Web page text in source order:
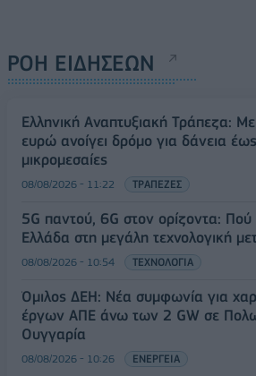
ΡΟΗ ΕΙΔΗΣΕΩΝ
Ελληνική Αναπτυξιακή Τράπεζα:
ευρώ ανοίγει δρόμο για δάνεια
μικρομεσαίες
08/08/2026 - 11:22 ΤΡΑΠΕΖΕΣ
5G παντού, 6G στον ορίζοντα: Πού
Ελλάδα στη μεγάλη τεχνολογική
08/08/2026 - 10:54 ΤΕΧΝΟΛΟΓΙΑ
Όμιλος ΔΕΗ: Νέα συμφωνία για
έργων ΑΠΕ άνω των 2 GW σε
Ουγγαρία
08/08/2026 - 10:26 ΕΝΕΡΓΕΙΑ